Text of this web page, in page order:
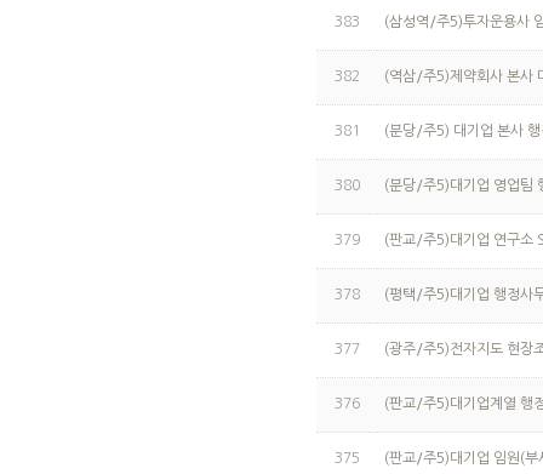
383 (삼성역/주5)투자운용사
382 (역삼/주5)제약회사 본사
381 (분당/주5) 대기업 본사
380 (분당/주5)대기업 영업팀
379 (판교/주5)대기업 연구소
378 (평택/주5)대기업 행정사
377 (광주/주5)전자지도 현장
376 (판교/주5)대기업계열 행
375 (판교/주5)대기업 임원(부